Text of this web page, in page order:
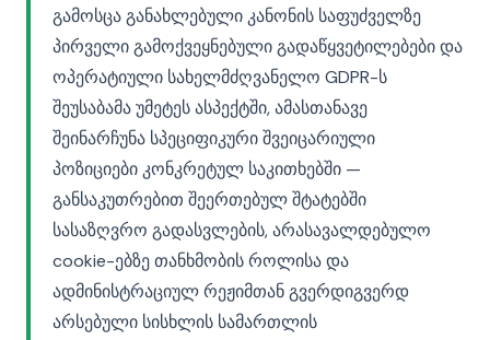
გამოსცა განახლებული კანონის საფუძველზე
პირველი გამოქვეყნებული გადაწყვეტილებები და
ოპერატიული სახელმძღვანელო GDPR-ს
შეუსაბამა უმეტეს ასპექტში, ამასთანავე
შეინარჩუნა სპეციფიკური შვეიცარიული
პოზიციები კონკრეტულ საკითხებში —
განსაკუთრებით შეერთებულ შტატებში
სასაზღვრო გადასვლების, არასავალდებულო
cookie-ებზე თანხმობის როლისა და
ადმინისტრაციულ რეჟიმთან გვერდიგვერდ
არსებული სისხლის სამართლის